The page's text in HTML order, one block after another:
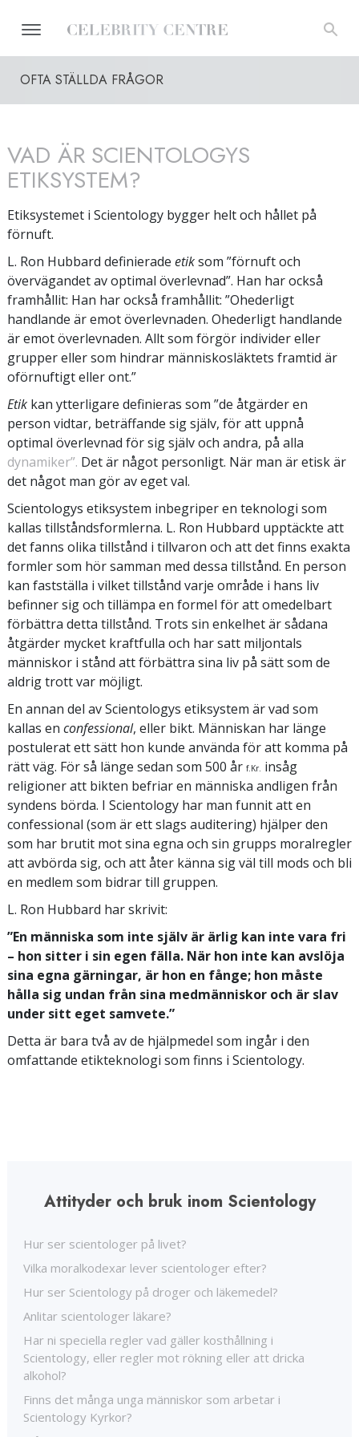
OFTA STÄLLDA FRÅGOR
VAD ÄR SCIENTOLOGYS
ETIKSYSTEM?
Etiksystemet i Scientology bygger helt och hållet på
förnuft.
L. Ron Hubbard definierade etiksom ”förnuft och
övervägandet av optimal överlevnad”. Han har också
framhållit: Han har också framhållit: ”Ohederligt
handlande är emot överlevnaden. Ohederligt handlande
är emot överlevnaden. Allt som förgör individer eller
grupper eller som hindrar människosläktets framtid är
oförnuftigt eller ont.”
Etik kan ytterligare definieras som ”de åtgärder en
person vidtar, beträffande sig själv, för att uppnå
optimal överlevnad för sig själv och andra, på alla
dynamiker”. Det är något personligt. När man är etisk är
det något man gör av eget val.
Scientologys etiksystem inbegriper en teknologi som
kallas tillståndsformlerna. L. Ron Hubbard upptäckte att
det fanns olika tillstånd i tillvaron och att det finns exakta
formler som hör samman med dessa tillstånd. En person
kan fastställa i vilket tillstånd varje område i hans liv
befinner sig och tillämpa en formel för att omedelbart
förbättra detta tillstånd. Trots sin enkelhet är sådana
åtgärder mycket kraftfulla och har satt miljontals
människor i stånd att förbättra sina liv på sätt som de
aldrig trott var möjligt.
En annan del av Scientologys etiksystem är vad som
kallas en confessional, eller bikt. Människan har länge
postulerat ett sätt hon kunde använda för att komma på
rätt väg. För så länge sedan som 500 år f.Kr. insåg
religioner att bikten befriar en människa andligen från
syndens börda. I Scientology har man funnit att en
confessional (som är ett slags auditering) hjälper den
som har brutit mot sina egna och sin grupps moralregler
att avbörda sig, och att åter känna sig väl till mods och bli
en medlem som bidrar till gruppen.
L. Ron Hubbard har skrivit:
”En människa som inte själv är ärlig kan inte vara fri
– hon sitter i sin egen fälla. När hon inte kan avslöja
sina egna gärningar, är hon en fånge; hon måste
hålla sig undan från sina medmänniskor och är slav
under sitt eget samvete.”
Detta är bara två av de hjälpmedel som ingår i den
omfattande etikteknologi som finns i Scientology.
Attityder och bruk inom Scientology
Hur ser scientologer på livet?
Vilka moralkodexar lever scientologer efter?
Hur ser Scientology på droger och läkemedel?
Anlitar scientologer läkare?
Har ni speciella regler vad gäller kosthållning i
Scientology, eller regler mot rökning eller att dricka
alkohol?
Finns det många unga människor som arbetar i
Scientology Kyrkor?